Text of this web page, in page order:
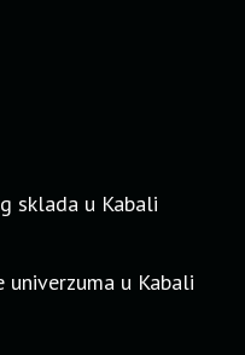
sklada u Kabali
u Kabali